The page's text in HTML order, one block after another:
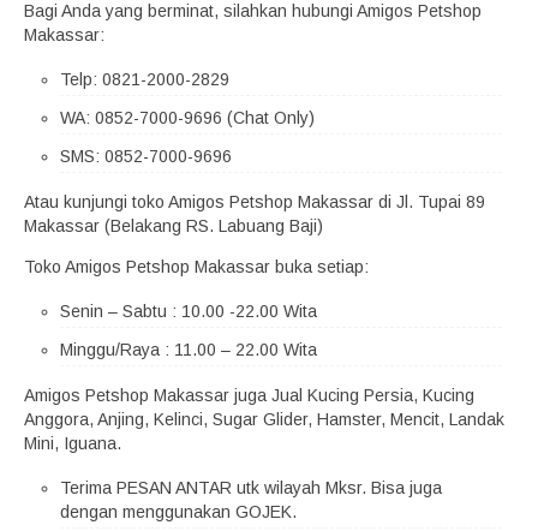
Bagi Anda yang berminat, silahkan hubungi Amigos Petshop
Makassar:
Telp: 0821-2000-2829
WA: 0852-7000-9696 (Chat Only)
SMS: 0852-7000-9696
Atau kunjungi toko Amigos Petshop Makassar di Jl. Tupai 89
Makassar (Belakang RS. Labuang Baji)
Toko Amigos Petshop Makassar buka setiap:
Senin – Sabtu : 10.00 -22.00 Wita
Minggu/Raya : 11.00 – 22.00 Wita
Amigos Petshop Makassar juga Jual Kucing Persia, Kucing
Anggora, Anjing, Kelinci, Sugar Glider, Hamster, Mencit, Landak
Mini, Iguana.
Terima PESAN ANTAR utk wilayah Mksr. Bisa juga
dengan menggunakan GOJEK.